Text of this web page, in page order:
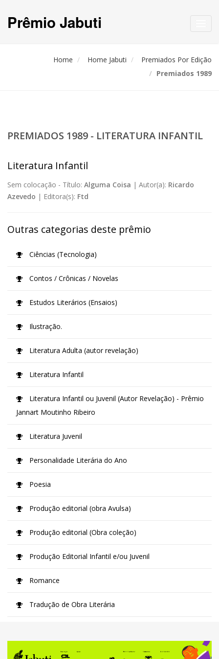
Prêmio Jabuti
Home Home Jabuti
Premiados Por Edição
Premiados 1989
PREMIADOS 1989 - LITERATURA INFANTIL
Literatura Infantil
Sem colocação - Título: Alguma Coisa | Autor(a): Ricardo
Azevedo | Editora(s): Ftd
Outras categorias deste prêmio
Ciências (Tecnologia)
Contos / Crônicas / Novelas
Estudos Literários (Ensaios)
Ilustração.
Literatura Adulta (autor revelação)
Literatura Infantil
Literatura Infantil ou Juvenil (Autor Revelação) - Prêmio
Jannart Moutinho Ribeiro
Literatura Juvenil
Personalidade Literária do Ano
Poesia
Produção editorial (obra Avulsa)
Produção editorial (Obra coleção)
Produção Editorial Infantil e/ou Juvenil
Romance
Tradução de Obra Literária